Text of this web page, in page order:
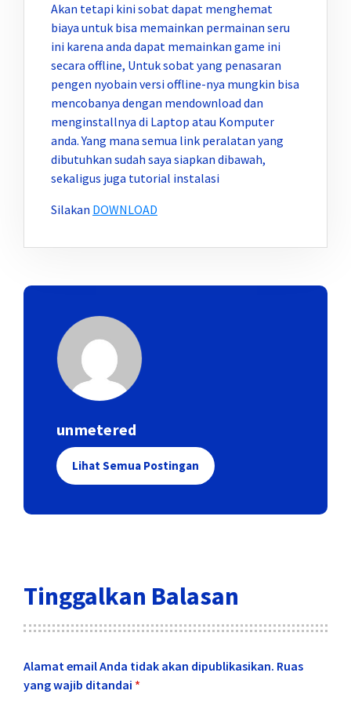
Akan tetapi kini sobat dapat menghemat
biaya untuk bisa memainkan permainan seru
ini karena anda dapat memainkan game ini
secara offline, Untuk sobat yang penasaran
pengen nyobain versi offline-nya mungkin bisa
mencobanya dengan mendownload dan
menginstallnya di Laptop atau Komputer
anda. Yang mana semua link peralatan yang
dibutuhkan sudah saya siapkan dibawah,
sekaligus juga tutorial instalasi
Silakan DOWNLOAD
unmetered
Lihat Semua Postingan
Tinggalkan Balasan
Alamat email Anda tidak akan dipublikasikan. Ruas
yang wajib ditandai *